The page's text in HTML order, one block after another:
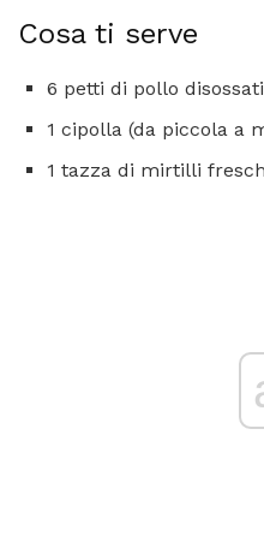
Cosa ti serve
6 petti di pollo
1 cipolla (da piccola a
1 tazza di mirtilli